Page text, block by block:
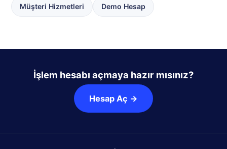
Müşteri Hizmetleri Demo Hesap
İşlem hesabı açmaya hazır mısınız?
Hesap Aç →